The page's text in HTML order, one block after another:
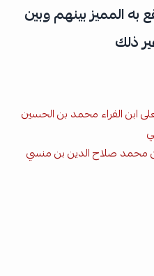
به المميز بينهم وبين
ذلك
ابن الفراء محمد بن الحسين
محمد صلاح الدين بن منسي